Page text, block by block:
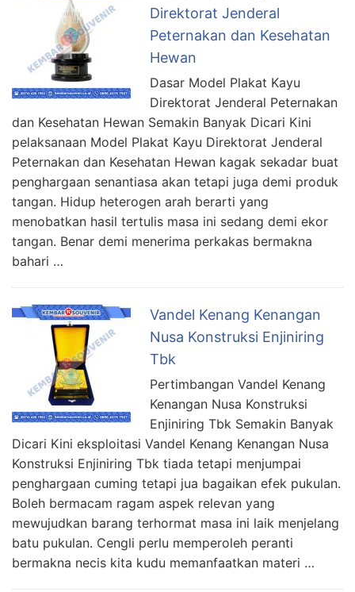
Direktorat Jenderal
Peternakan dan Kesehatan
Hewan
Dasar Model Plakat Kayu
Direktorat Jenderal Peternakan
dan Kesehatan Hewan Semakin Banyak Dicari Kini
pelaksanaan Model Plakat Kayu Direktorat Jenderal
Peternakan dan Kesehatan Hewan kagak sekadar buat
penghargaan senantiasa akan tetapi juga demi produk
tangan. Hidup heterogen arah berarti yang
menobatkan hasil tertulis masa ini sedang demi ekor
tangan. Benar demi menerima perkakas bermakna
bahari …
Vandel Kenang Kenangan
Nusa Konstruksi Enjiniring
Tbk
Pertimbangan Vandel Kenang
Kenangan Nusa Konstruksi
Enjiniring Tbk Semakin Banyak
Dicari Kini eksploitasi Vandel Kenang Kenangan Nusa
Konstruksi Enjiniring Tbk tiada tetapi menjumpai
penghargaan cuming tetapi jua bagaikan efek pukulan.
Boleh bermacam ragam aspek relevan yang
mewujudkan barang terhormat masa ini laik menjelang
batu pukulan. Cengli perlu memperoleh peranti
bermakna necis kita kudu memanfaatkan materi …